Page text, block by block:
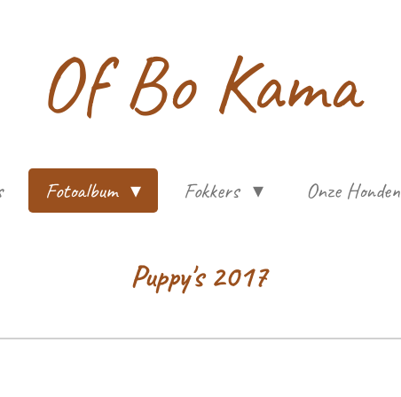
Of Bo Kama
Fotoalbum Fokkers Onze Honden
Puppy's 2017